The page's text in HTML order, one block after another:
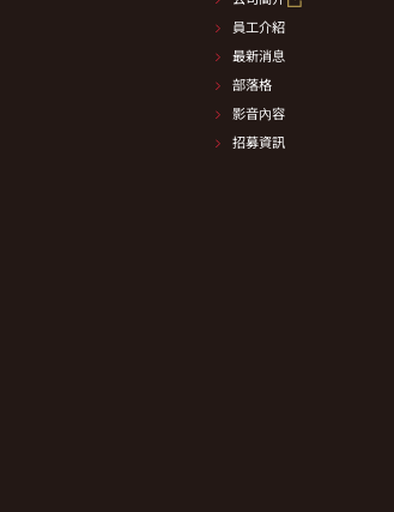
員工介紹
最新消息
部落格
影音內容
招募資訊